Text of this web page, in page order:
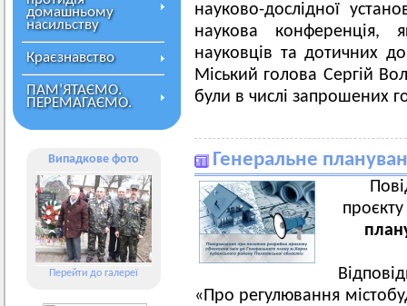
домашньому
насильству
Краєзнавство
ПАМ’ЯТАЄМО.
ПЕРЕМАГАЄМО.
Випадкове фото
Перейти до галереї
науково-дослідної
наукова конференція,
науковців та дотичних
Міський голова Сергій
були в числі запрошених
Генеральне
проєкту
«Про регулювання